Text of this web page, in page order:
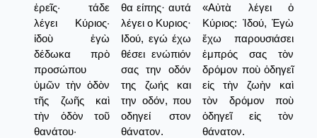
ἐρεῖς· τάδε
λέγει Κύριος·
ἰδοὺ ἐγὼ
δέδωκα πρὸ
προσώπου
ὑμῶν τὴν ὁδὸν
τῆς ζωῆς καὶ
τὴν ὁδὸν τοῦ
θανάτου·
θα είπης· αυτά
λέγει ο Κυριος·
Ιδού, εγώ έχω
θέσει ενώπιόν
σας την οδόν
της ζωής και
την οδόν, που
οδηγεί στον
θάνατον.
«Αὐτὰ λέγει ὁ
Κύριος: Ἰδού, Ἐγὼ
ἔχω παρουσιάσει
ἐμπρός σας τὸν
δρόμον ποὺ ὁδηγεῖ
εἰς τὴν ζωὴν καὶ
τὸν δρόμον ποὺ
ὁδηγεῖ εἰς τὸν
θάνατον.